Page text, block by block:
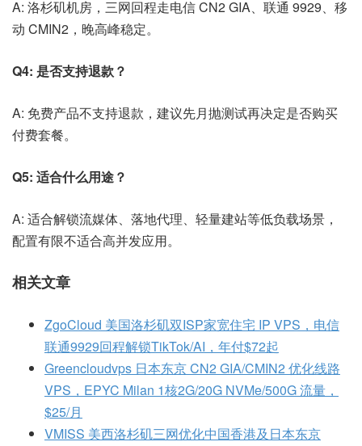
A: 洛杉矶机房，三网回程走电信 CN2 GIA、联通 9929、移
动 CMIN2，晚高峰稳定。
Q4: 是否支持退款？
A: 免费产品不支持退款，建议先月抛测试再决定是否购买
付费套餐。
Q5: 适合什么用途？
A: 适合解锁流媒体、落地代理、轻量建站等低负载场景，
配置有限不适合高并发应用。
相关文章
ZgoCloud 美国洛杉矶双ISP家宽住宅 IP VPS，电信
联通9929回程解锁TikTok/AI，年付$72起
Greencloudvps 日本东京 CN2 GIA/CMIN2 优化线路
VPS，EPYC Milan 1核2G/20G NVMe/500G 流量，
$25/月
VMISS 美西洛杉矶三网优化中国香港及日本东京